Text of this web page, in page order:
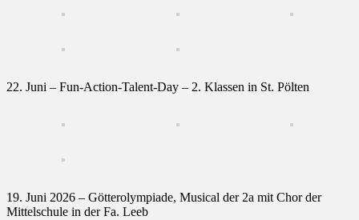
22. Juni – Fun-Action-Talent-Day – 2. Klassen in St. Pölten
19. Juni 2026 – Götterolympiade, Musical der 2a mit Chor der
Mittelschule in der Fa. Leeb